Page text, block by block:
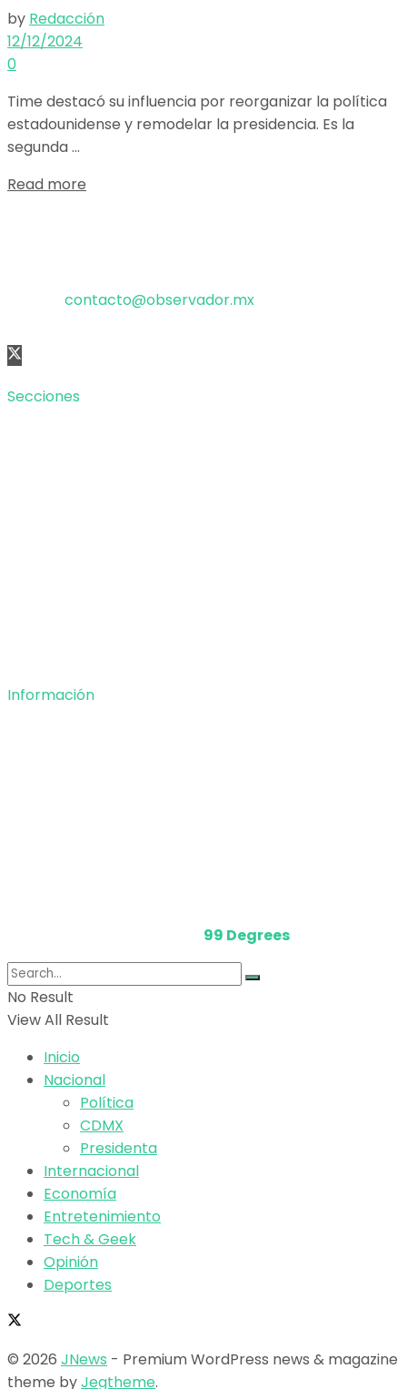
by Redacción
12/12/2024
0
Time destacó su influencia por reorganizar la política
estadounidense y remodelar la presidencia. Es la
segunda ...
Read more
contacto@observador.mx
Secciones
Información
99 Degrees
No Result
View All Result
Inicio
Nacional
Política
CDMX
Presidenta
Internacional
Economía
Entretenimiento
Tech & Geek
Opinión
Deportes
© 2026 JNews - Premium WordPress news & magazine
theme byJegtheme.